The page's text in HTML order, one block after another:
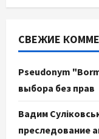
СВЕЖИЕ
Pseudonym
выбора без прав
Вадим
преследование